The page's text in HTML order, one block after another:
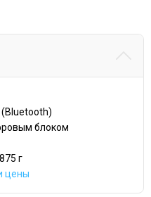
блоком
г
цены